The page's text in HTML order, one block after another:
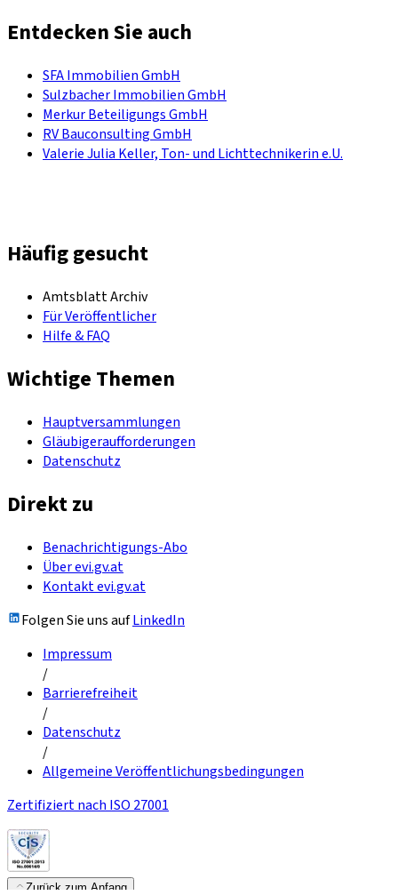
Entdecken Sie auch
SFA Immobilien GmbH
Sulzbacher Immobilien GmbH
Merkur Beteiligungs GmbH
RV Bauconsulting GmbH
Valerie Julia Keller, Ton- und Lichttechnikerin e.U.
Häufig gesucht
Amtsblatt Archiv
Für Veröffentlicher
Hilfe & FAQ
Wichtige Themen
Hauptversammlungen
Gläubigeraufforderungen
Datenschutz
Direkt zu
Benachrichtigungs-Abo
Über evi.gv.at
Kontakt evi.gv.at
Folgen Sie uns aufLinkedIn
Impressum
/
Barrierefreiheit
/
Datenschutz
/
Allgemeine Veröffentlichungsbedingungen
Zertifiziert nach ISO 27001
Zurück zum Anfang